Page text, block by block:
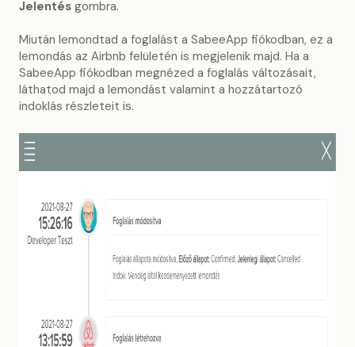
Jelentés gombra.
Miután lemondtad a foglalást a SabeeApp fiókodban, ez a
lemondás az Airbnb felületén is megjelenik majd. Ha a
SabeeApp fiókodban megnézed a foglalás változásait,
láthatod majd a lemondást valamint a hozzátartozó
indoklás részleteit is.